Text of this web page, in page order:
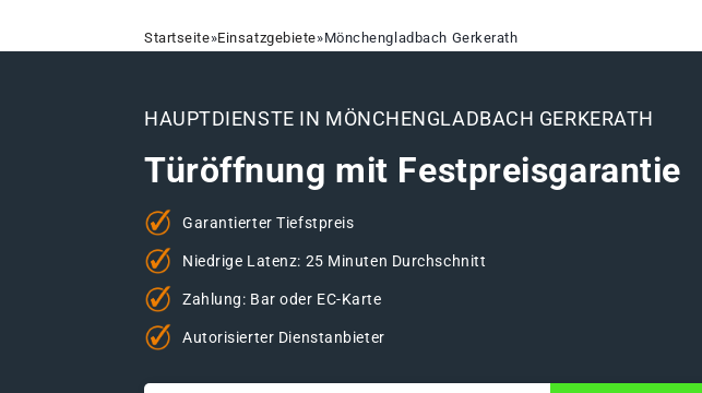
Startseite»Einsatzgebiete»Mönchengladbach Gerkerath
HAUPTDIENSTE IN MÖNCHENGLADBACH GERKERATH
Türöffnung mit Festpreisgarantie
Garantierter Tiefstpreis
Niedrige Latenz: 25 Minuten Durchschnitt
Zahlung: Bar oder EC-Karte
Autorisierter Dienstanbieter